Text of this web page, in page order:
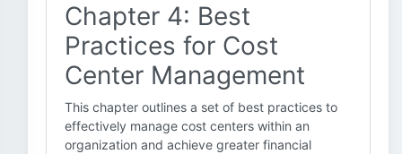
Chapter 4: Best
Practices for Cost
Center Management
This chapter outlines a set of best practices to
effectively manage cost centers within an
organization and achieve greater financial